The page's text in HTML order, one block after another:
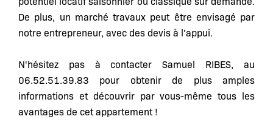
De plus, un marché travaux peut être envisagé par
notre entrepreneur, avec des devis à l'appui.
N'hésitez pas à contacter Samuel RIBES, au
06.52.51.39.83 pour obtenir de plus amples
informations et découvrir par vous-même tous les
avantages de cet appartement !